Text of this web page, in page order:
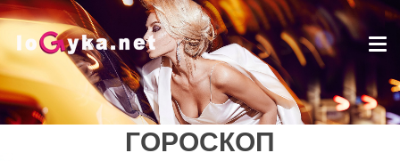
ГОРОСКОП
ГОРОСКОП